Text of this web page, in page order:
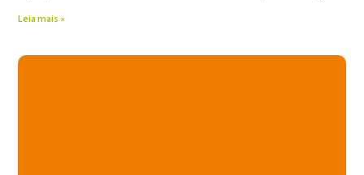
Leia mais »